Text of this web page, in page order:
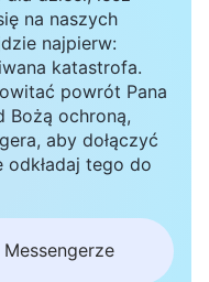
na naszych
najpierw:
katastrofa.
powrót Pana
Bożą ochroną,
aby dołączyć
tego do